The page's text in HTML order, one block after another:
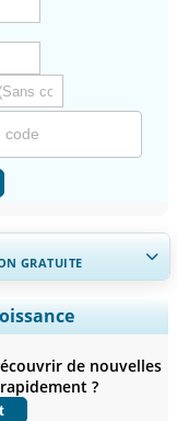
GRATUITE
de segmentos,
e insights sobre o
de nouvelles
?